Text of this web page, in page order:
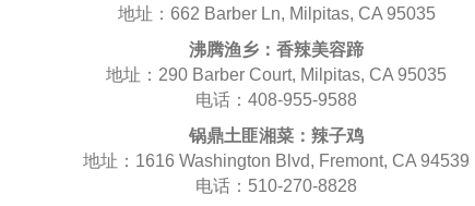
地址：662 Barber Ln, Milpitas, CA 95035
沸腾渔乡：香辣美容蹄
地址：290 Barber Court, Milpitas, CA 95035
电话：408-955-9588
锅鼎土匪湘菜：辣子鸡
地址：1616 Washington Blvd, Fremont, CA 94539
电话：510-270-8828